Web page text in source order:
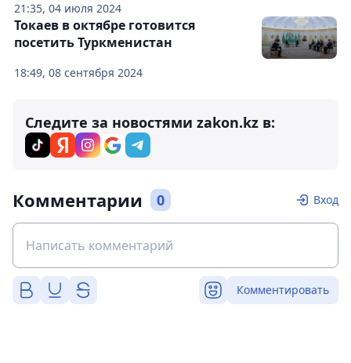
21:35, 04 июля 2024
18:49, 08 сентября 2024
Токаев в октябре готовится
посетить Туркменистан
Следите за новостями zakon.kz в:
Комментарии 0 Вход
Комментировать